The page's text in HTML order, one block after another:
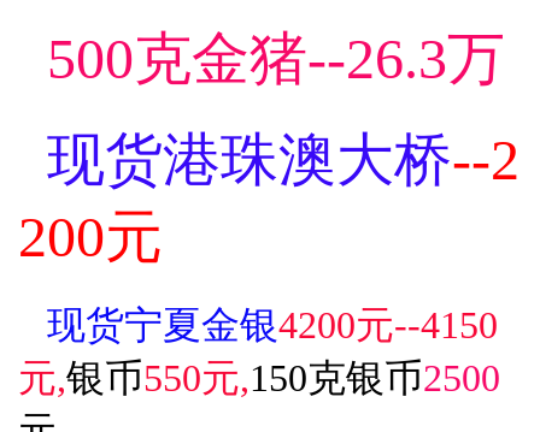
500克金猪--26.3万
现货港珠澳大桥--2
200元
现货宁夏金银4200元--4150
元,银币550元,150克银币2500